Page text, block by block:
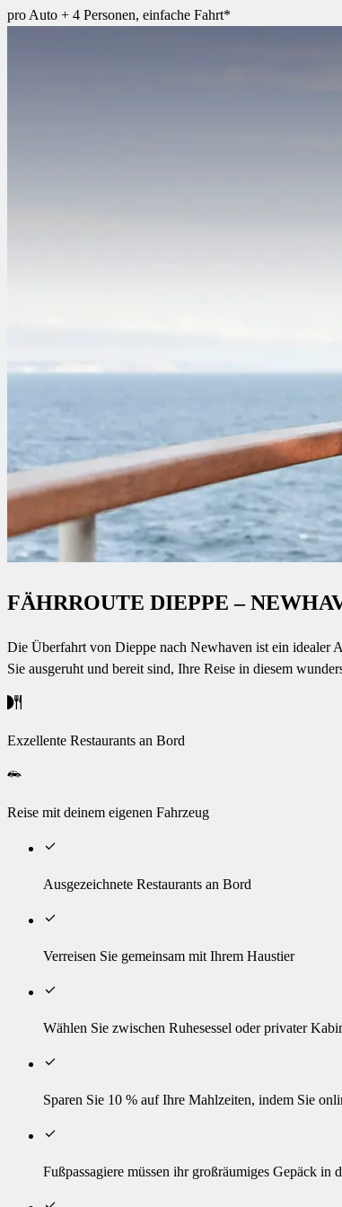
pro Auto + 4 Personen, einfache Fahrt*
FÄHRROUTE DIEPPE –
Die Überfahrt von Dieppe nach Newhaven ist ein idealer
Sie ausgeruht und bereit sind, Ihre Reise in diesem
Exzellente Restaurants an Bord
Reise mit deinem eigenen Fahrzeug
Ausgezeichnete Restaurants an Bord
Verreisen Sie gemeinsam mit Ihrem Haustier
Wählen Sie zwischen Ruhesessel oder privater
Sparen Sie 10 % auf Ihre Mahlzeiten, indem Sie
Fußpassagiere müssen ihr großräumiges Gepäck